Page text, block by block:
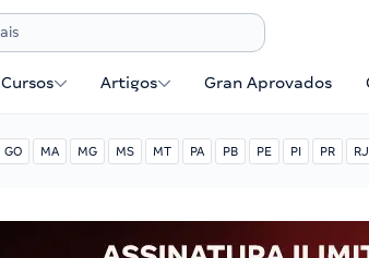
Cursos Artigos Gran Aprovados
GO MA MG MS MT PA PB PE PI PR RJ